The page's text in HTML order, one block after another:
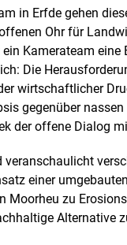
in Erfde gehen
Ohr für
Kamerateam
Die
wirtschaftlicher
gegenüber
der offene Dialog
veranschaulicht
einer
Moorheu zu
Alternative